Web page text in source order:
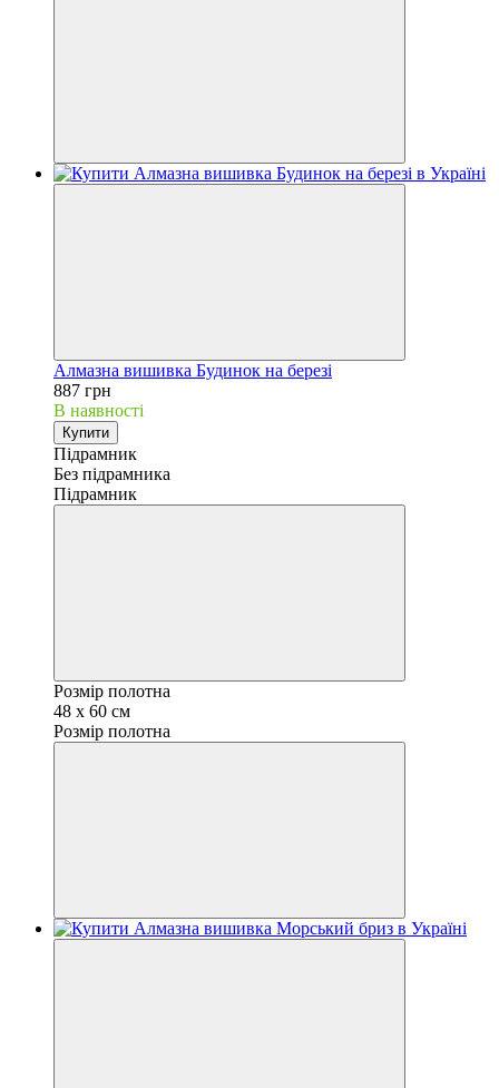
Алмазна вишивка Будинок на березі
887 грн
В наявності
Купити
Підрамник
Без підрамника
Підрамник
Розмір полотна
48 х 60 см
Розмір полотна